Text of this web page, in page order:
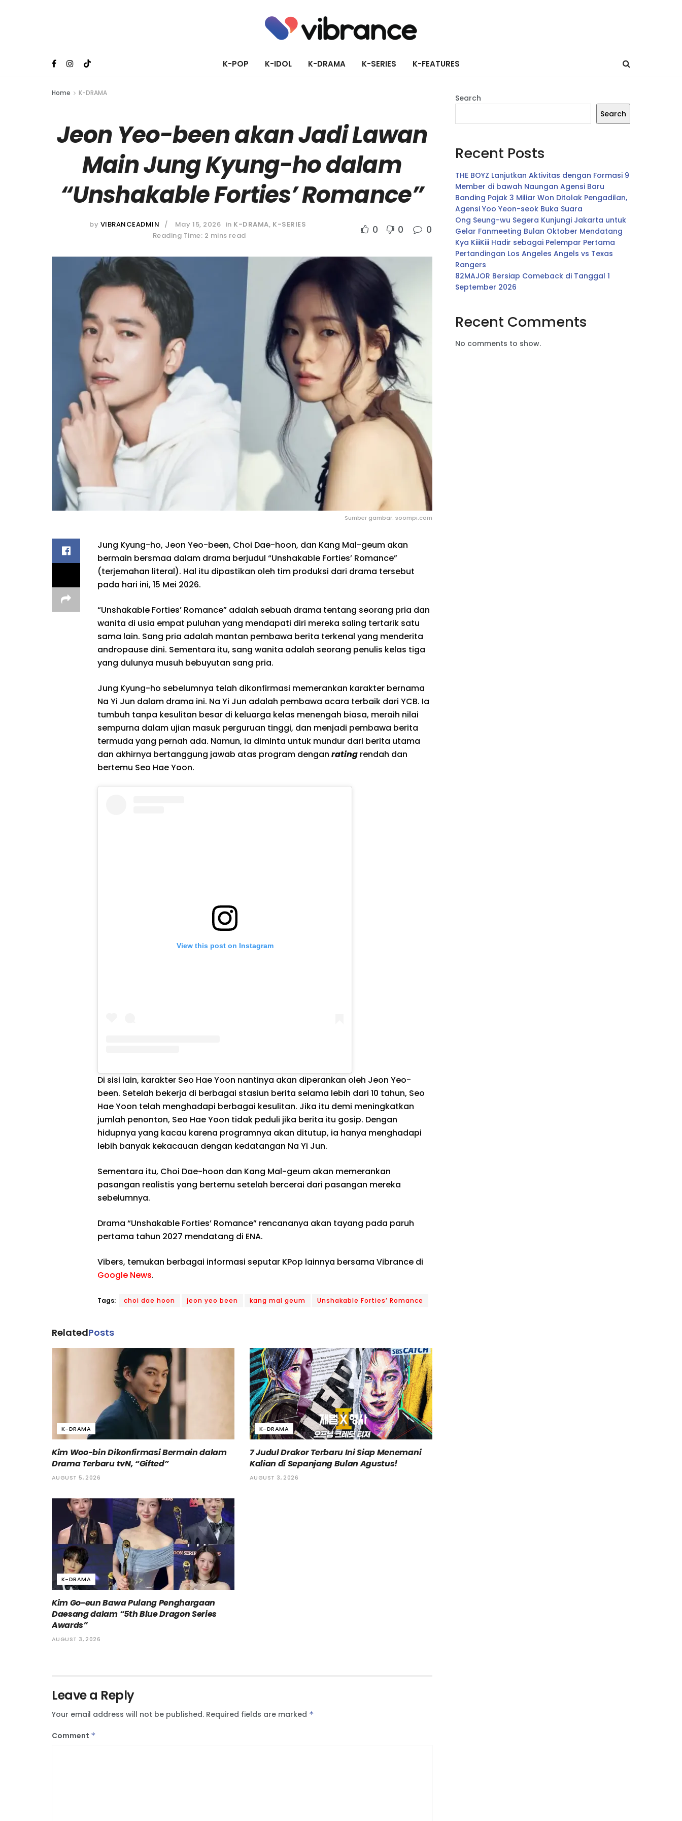
K-POP K-IDOL K-DRAMA K-SERIES K-FEATURES
Home K-DRAMA
Jeon Yeo-been akan Jadi Lawan
Main Jung Kyung-ho dalam
“Unshakable Forties’ Romance”
by VIBRANCEADMIN May 15, 2026 in K-DRAMA, K-SERIES
Reading Time: 2 mins read
0 0 0
Sumber gambar: soompi.com
Jung Kyung-ho, Jeon Yeo-been, Choi Dae-hoon, dan Kang Mal-geum akan
bermain bersmaa dalam drama berjudul “Unshakable Forties’ Romance”
(terjemahan literal). Hal itu dipastikan oleh tim produksi dari drama tersebut
pada hari ini, 15 Mei 2026.
“Unshakable Forties’ Romance” adalah sebuah drama tentang seorang pria dan
wanita di usia empat puluhan yang mendapati diri mereka saling tertarik satu
sama lain. Sang pria adalah mantan pembawa berita terkenal yang menderita
andropause dini. Sementara itu, sang wanita adalah seorang penulis kelas tiga
yang dulunya musuh bebuyutan sang pria.
Jung Kyung-ho sebelumnya telah dikonfirmasi memerankan karakter bernama
Na Yi Jun dalam drama ini. Na Yi Jun adalah pembawa acara terbaik dari YCB. Ia
tumbuh tanpa kesulitan besar di keluarga kelas menengah biasa, meraih nilai
sempurna dalam ujian masuk perguruan tinggi, dan menjadi pembawa berita
termuda yang pernah ada. Namun, ia diminta untuk mundur dari berita utama
dan akhirnya bertanggung jawab atas program dengan rating rendah dan
bertemu Seo Hae Yoon.
View this post on Instagram
Di sisi lain, karakter Seo Hae Yoon nantinya akan diperankan oleh Jeon Yeo-
been. Setelah bekerja di berbagai stasiun berita selama lebih dari 10 tahun, Seo
Hae Yoon telah menghadapi berbagai kesulitan. Jika itu demi meningkatkan
jumlah penonton, Seo Hae Yoon tidak peduli jika berita itu gosip. Dengan
hidupnya yang kacau karena programnya akan ditutup, ia hanya menghadapi
lebih banyak kekacauan dengan kedatangan Na Yi Jun.
Sementara itu, Choi Dae-hoon dan Kang Mal-geum akan memerankan
pasangan realistis yang bertemu setelah bercerai dari pasangan mereka
sebelumnya.
Drama “Unshakable Forties’ Romance” rencananya akan tayang pada paruh
pertama tahun 2027 mendatang di ENA.
Vibers, temukan berbagai informasi seputar KPop lainnya bersama Vibrance di
Google News.
Tags: choi dae hoon jeon yeo been kang mal geum Unshakable Forties’ Romance
RelatedPosts
K-DRAMA
Kim Woo-bin Dikonfirmasi Bermain dalam
Drama Terbaru tvN, “Gifted”
AUGUST 5, 2026
K-DRAMA
7 Judul Drakor Terbaru Ini Siap Menemani
Kalian di Sepanjang Bulan Agustus!
AUGUST 3, 2026
K-DRAMA
Kim Go-eun Bawa Pulang Penghargaan
Daesang dalam “5th Blue Dragon Series
Awards”
AUGUST 3, 2026
Leave a Reply
Your email address will not be published. Required fields are marked *
Comment *
Search
Search
Recent Posts
THE BOYZ Lanjutkan Aktivitas dengan Formasi 9
Member di bawah Naungan Agensi Baru
Banding Pajak 3 Miliar Won Ditolak Pengadilan,
Agensi Yoo Yeon-seok Buka Suara
Ong Seung-wu Segera Kunjungi Jakarta untuk
Gelar Fanmeeting Bulan Oktober Mendatang
Kya KiiiKiii Hadir sebagai Pelempar Pertama
Pertandingan Los Angeles Angels vs Texas
Rangers
82MAJOR Bersiap Comeback di Tanggal 1
September 2026
Recent Comments
No comments to show.